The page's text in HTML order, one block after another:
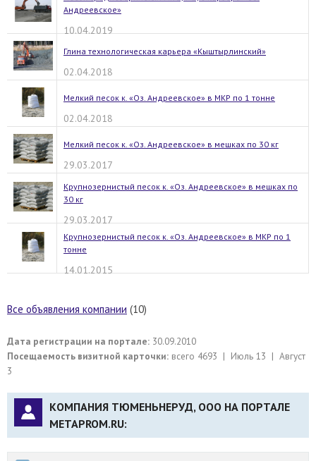
Андреевское»
10.04.2019
Глина технологическая карьера «Кыштырлинский»
02.04.2018
Мелкий песок к. «Оз. Андреевское» в МКР по 1 тонне
02.04.2018
Мелкий песок к. «Оз. Андреевское» в мешках по 30 кг
29.03.2017
Крупнозернистый песок к. «Оз. Андреевское» в мешках по
30 кг
29.03.2017
Крупнозернистый песок к. «Оз. Андреевское» в МКР по 1
тонне
14.01.2015
Все объявления компании (10)
Дата регистрации на портале: 30.09.2010
Посещаемость визитной карточки: всего 4693 | Июль 13 | Август
3
КОМПАНИЯ ТЮМЕНЬНЕРУД, ООО НА ПОРТАЛЕ
METAPROM.RU: